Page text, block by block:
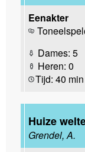
Eenakter
Dames: 5
Heren: 0
Tijd: 40 min
Huize
Grendel, A.